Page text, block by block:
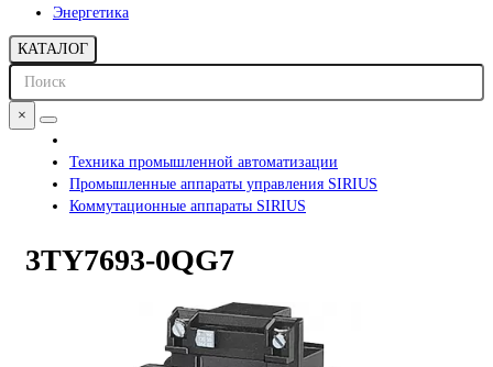
Энергетика
КАТАЛОГ
×
Техника промышленной автоматизации
Промышленные аппараты управления SIRIUS
Коммутационные аппараты SIRIUS
3TY7693-0QG7